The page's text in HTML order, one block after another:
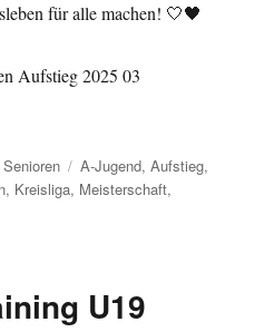
für alle machen! 🤍🖤
Kategorien
Senioren Schlagwörter
A-Jugend,Aufstieg,
, Kreisliga, Meisterschaft,
U19